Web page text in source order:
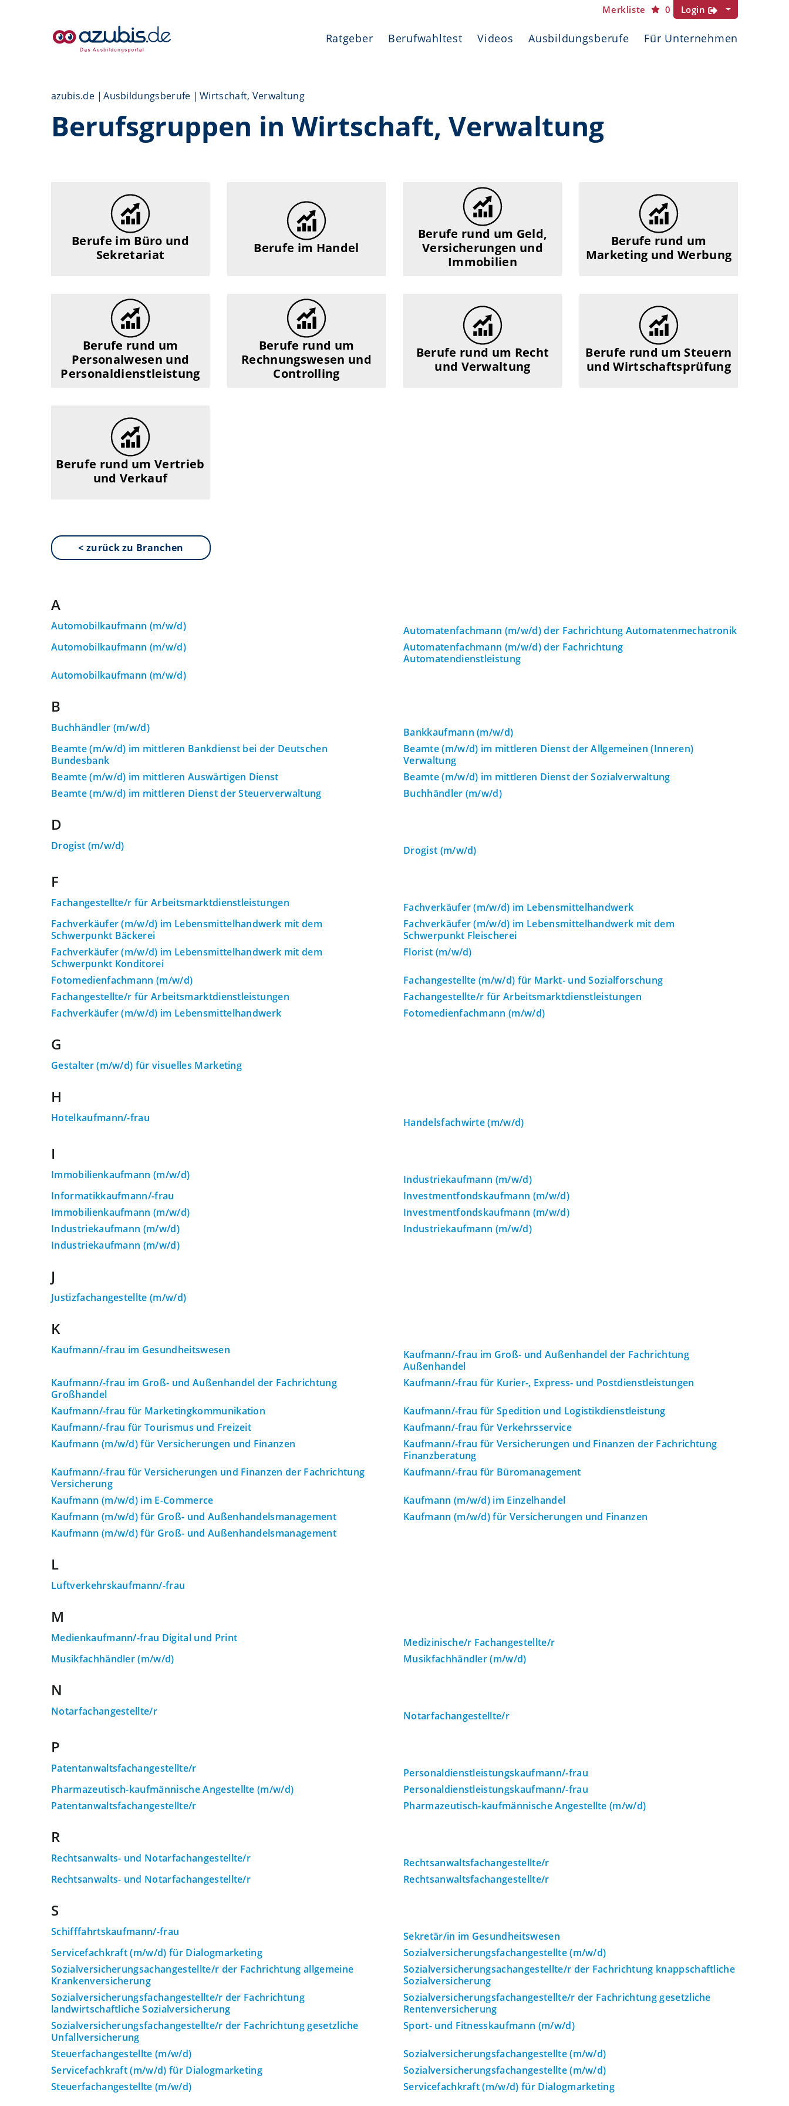
Merkliste 0 Login
Ratgeber Berufwahltest Videos Ausbildungsberufe Für Unternehmen
azubis.de Ausbildungsberufe Wirtschaft, Verwaltung
Berufsgruppen in Wirtschaft, Verwaltung
Berufe im Büro und
Sekretariat
Berufe im Handel
Berufe rund um Geld,
Versicherungen und
Immobilien
Berufe rund um
Marketing und Werbung
Berufe rund um
Personalwesen und
Personaldienstleistung
Berufe rund um
Rechnungswesen und
Controlling
Berufe rund um Recht
und Verwaltung
Berufe rund um Steuern
und Wirtschaftsprüfung
Berufe rund um Vertrieb
und Verkauf
< zurück zu Branchen
A
Automobilkaufmann (m/w/d)
Automatenfachmann (m/w/d) der Fachrichtung Automatenmechatronik
Automobilkaufmann (m/w/d)
Automatenfachmann (m/w/d) der Fachrichtung
Automatendienstleistung
Automobilkaufmann (m/w/d)
B
Buchhändler (m/w/d)
Bankkaufmann (m/w/d)
Beamte (m/w/d) im mittleren Bankdienst bei der Deutschen
Bundesbank
Beamte (m/w/d) im mittleren Dienst der Allgemeinen (Inneren)
Verwaltung
Beamte (m/w/d) im mittleren Auswärtigen Dienst
Beamte (m/w/d) im mittleren Dienst der Sozialverwaltung
Beamte (m/w/d) im mittleren Dienst der Steuerverwaltung
Buchhändler (m/w/d)
D
Drogist (m/w/d) Drogist (m/w/d)
F
Fachangestellte/r für Arbeitsmarktdienstleistungen
Fachverkäufer (m/w/d) im Lebensmittelhandwerk
Fachverkäufer (m/w/d) im Lebensmittelhandwerk mit dem
Schwerpunkt Bäckerei
Fachverkäufer (m/w/d) im Lebensmittelhandwerk mit dem
Schwerpunkt Fleischerei
Fachverkäufer (m/w/d) im Lebensmittelhandwerk mit dem
Schwerpunkt Konditorei
Florist (m/w/d)
Fotomedienfachmann (m/w/d)
Fachangestellte (m/w/d) für Markt- und Sozialforschung
Fachangestellte/r für Arbeitsmarktdienstleistungen
Fachangestellte/r für Arbeitsmarktdienstleistungen
Fachverkäufer (m/w/d) im Lebensmittelhandwerk
Fotomedienfachmann (m/w/d)
G
Gestalter (m/w/d) für visuelles Marketing
H
Hotelkaufmann/-frau Handelsfachwirte (m/w/d)
I
Immobilienkaufmann (m/w/d)
Industriekaufmann (m/w/d)
Informatikkaufmann/-frau
Investmentfondskaufmann (m/w/d)
Immobilienkaufmann (m/w/d)
Investmentfondskaufmann (m/w/d)
Industriekaufmann (m/w/d)
Industriekaufmann (m/w/d)
Industriekaufmann (m/w/d)
J
Justizfachangestellte (m/w/d)
K
Kaufmann/-frau im Gesundheitswesen
Kaufmann/-frau im Groß- und Außenhandel der Fachrichtung
Außenhandel
Kaufmann/-frau im Groß- und Außenhandel der Fachrichtung
Großhandel
Kaufmann/-frau für Kurier-, Express- und Postdienstleistungen
Kaufmann/-frau für Marketingkommunikation
Kaufmann/-frau für Spedition und Logistikdienstleistung
Kaufmann/-frau für Tourismus und Freizeit
Kaufmann/-frau für Verkehrsservice
Kaufmann (m/w/d) für Versicherungen und Finanzen
Kaufmann/-frau für Versicherungen und Finanzen der Fachrichtung
Finanzberatung
Kaufmann/-frau für Versicherungen und Finanzen der Fachrichtung
Versicherung
Kaufmann/-frau für Büromanagement
Kaufmann (m/w/d) im E-Commerce
Kaufmann (m/w/d) im Einzelhandel
Kaufmann (m/w/d) für Groß- und Außenhandelsmanagement
Kaufmann (m/w/d) für Versicherungen und Finanzen
Kaufmann (m/w/d) für Groß- und Außenhandelsmanagement
L
Luftverkehrskaufmann/-frau
M
Medienkaufmann/-frau Digital und Print
Medizinische/r Fachangestellte/r
Musikfachhändler (m/w/d)
Musikfachhändler (m/w/d)
N
Notarfachangestellte/r Notarfachangestellte/r
P
Patentanwaltsfachangestellte/r
Personaldienstleistungskaufmann/-frau
Pharmazeutisch-kaufmännische Angestellte (m/w/d)
Personaldienstleistungskaufmann/-frau
Patentanwaltsfachangestellte/r
Pharmazeutisch-kaufmännische Angestellte (m/w/d)
R
Rechtsanwalts- und Notarfachangestellte/r
Rechtsanwaltsfachangestellte/r
Rechtsanwalts- und Notarfachangestellte/r
Rechtsanwaltsfachangestellte/r
S
Schifffahrtskaufmann/-frau
Sekretär/in im Gesundheitswesen
Servicefachkraft (m/w/d) für Dialogmarketing
Sozialversicherungsfachangestellte (m/w/d)
Sozialversicherungsachangestellte/r der Fachrichtung allgemeine
Krankenversicherung
Sozialversicherungsachangestellte/r der Fachrichtung knappschaftliche
Sozialversicherung
Sozialversicherungsfachangestellte/r der Fachrichtung
landwirtschaftliche Sozialversicherung
Sozialversicherungsfachangestellte/r der Fachrichtung gesetzliche
Rentenversicherung
Sozialversicherungsfachangestellte/r der Fachrichtung gesetzliche
Unfallversicherung
Sport- und Fitnesskaufmann (m/w/d)
Steuerfachangestellte (m/w/d)
Sozialversicherungsfachangestellte (m/w/d)
Servicefachkraft (m/w/d) für Dialogmarketing
Sozialversicherungsfachangestellte (m/w/d)
Steuerfachangestellte (m/w/d)
Servicefachkraft (m/w/d) für Dialogmarketing